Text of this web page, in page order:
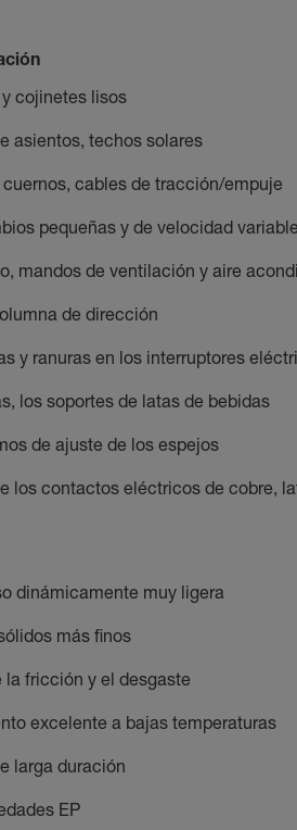
cojinetes lisos
asientos, techos solares
cables de tracción/empuje
pequeñas y de velocidad variable
mandos de ventilación y aire
de dirección
y ranuras en los interruptores
los soportes de latas de bebidas
de ajuste de los espejos
los contactos eléctricos de cobre,
dinámicamente muy ligera
más finos
la fricción y el desgaste
excelente a bajas temperaturas
larga duración
EP